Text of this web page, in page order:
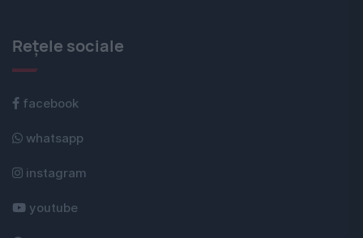
Rețele sociale
facebook
whatsapp
instagram
youtube